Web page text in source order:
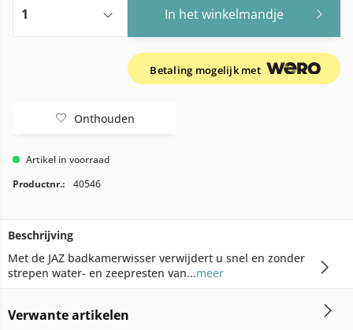
In het winkelmandje
Betaling mogelijk met
Onthouden
Artikel in voorraad
Productnr.:
40546
Beschrijving
Met de JAZ badkamerwisser verwijdert u snel en zonder
strepen water- en zeepresten van...meer
Verwante artikelen